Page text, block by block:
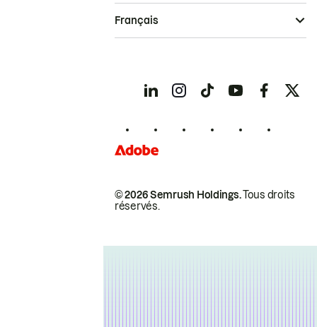
© 2026 Semrush Holdings.Tous droits
réservés.
Français